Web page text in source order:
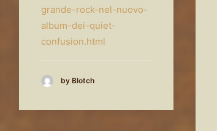
grande-rock-nel-nuovo-
album-dei-quiet-
confusion.html
by Blotch